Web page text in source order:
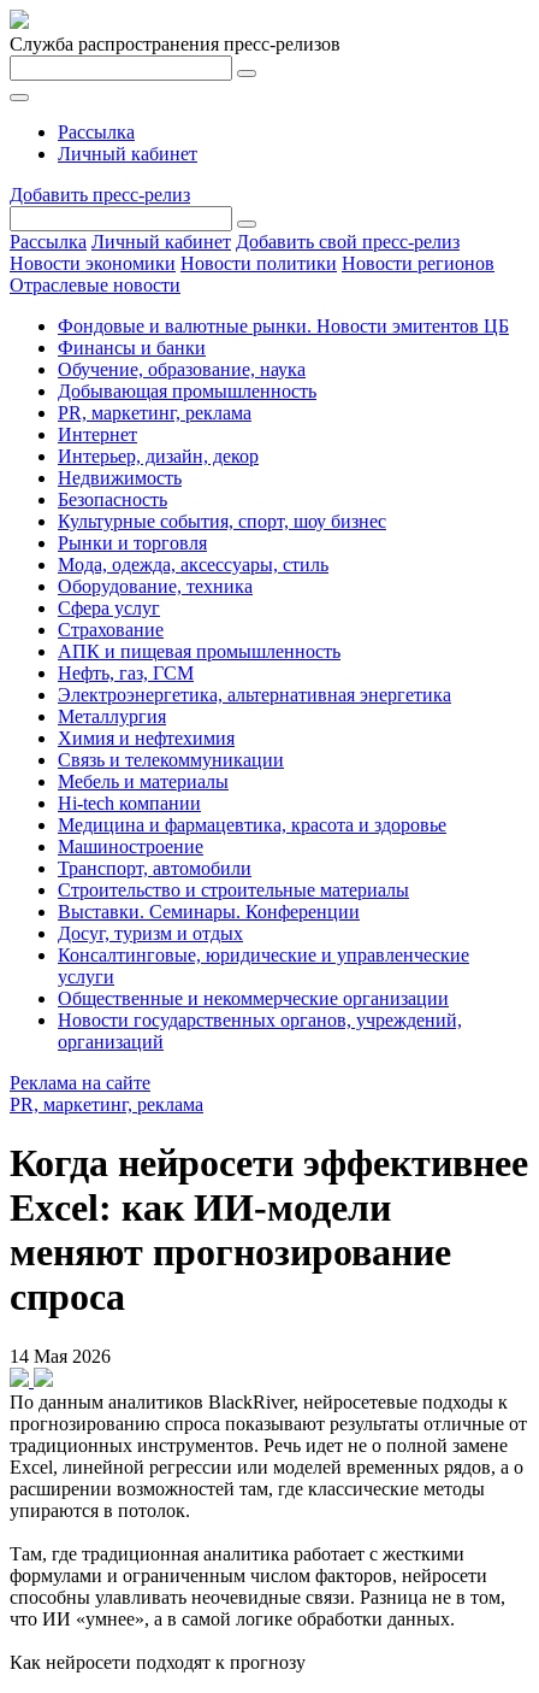
Служба распространения пресс-релизов
Рассылка
Личный кабинет
Добавить пресс-релиз
Рассылка Личный кабинет Добавить свой пресс-релиз
Новости экономики Новости политики Новости регионов
Отраслевые новости
Фондовые и валютные рынки. Новости эмитентов ЦБ
Финансы и банки
Обучение, образование, наука
Добывающая промышленность
PR, маркетинг, реклама
Интернет
Интерьер, дизайн, декор
Недвижимость
Безопасность
Культурные события, спорт, шоу бизнес
Рынки и торговля
Мода, одежда, аксессуары, стиль
Оборудование, техника
Сфера услуг
Страхование
АПК и пищевая промышленность
Нефть, газ, ГСМ
Электроэнергетика, альтернативная энергетика
Металлургия
Химия и нефтехимия
Связь и телекоммуникации
Мебель и материалы
Hi-tech компании
Медицина и фармацевтика, красота и здоровье
Машиностроение
Транспорт, автомобили
Строительство и строительные материалы
Выставки. Семинары. Конференции
Досуг, туризм и отдых
Консалтинговые, юридические и управленческие
услуги
Общественные и некоммерческие организации
Новости государственных органов, учреждений,
организаций
Реклама на сайте
PR, маркетинг, реклама
Когда нейросети эффективнее
Excel: как ИИ-модели
меняют прогнозирование
спроса
14 Мая 2026
По данным аналитиков BlackRiver, нейросетевые подходы к
прогнозированию спроса показывают результаты отличные от
традиционных инструментов. Речь идет не о полной замене
Excel, линейной регрессии или моделей временных рядов, а о
расширении возможностей там, где классические методы
упираются в потолок.
Там, где традиционная аналитика работает с жесткими
формулами и ограниченным числом факторов, нейросети
способны улавливать неочевидные связи. Разница не в том,
что ИИ «умнее», а в самой логике обработки данных.
Как нейросети подходят к прогнозу